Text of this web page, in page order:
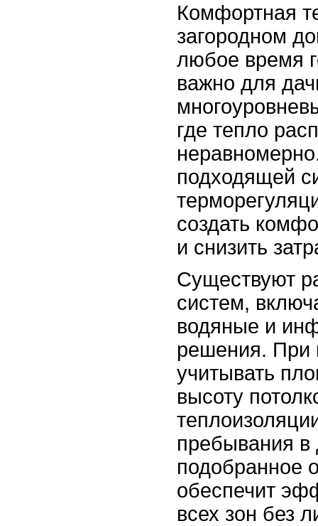
Комфортная
загородном
любое время
важно для
где тепло
подходящей
создать
и снизить
Существуют
систем,
водяные и
решения. При
учитывать
высоту
пребывания в
подобранное
обеспечит
всех зон без